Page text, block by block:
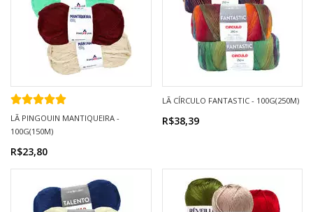
LÃ PINGOUIN MANTIQUEIRA -
100G(150M)
R$23,80
LÃ CÍRCULO FANTASTIC - 100G(250M)
R$38,39